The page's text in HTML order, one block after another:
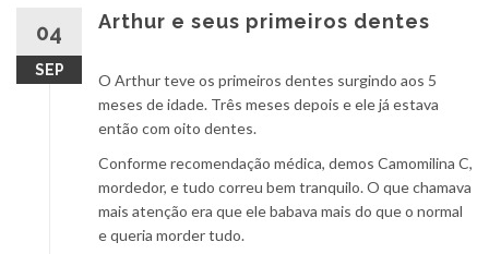
04
SEP
Arthur e seus primeiros dentes
O Arthur teve os primeiros dentes surgindo aos 5
meses de idade. Três meses depois e ele já estava
então com oito dentes.
Conforme recomendação médica, demos Camomilina C,
mordedor, e tudo correu bem tranquilo. O que chamava
mais atenção era que ele babava mais do que o normal
e queria morder tudo.